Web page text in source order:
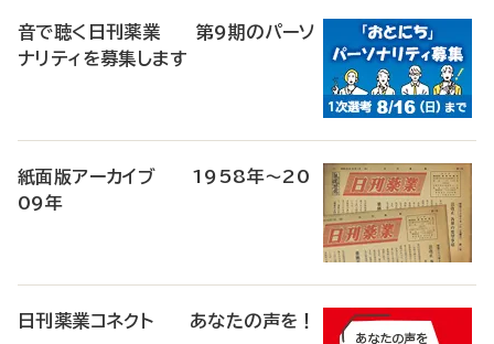
音で聴く日刊薬業 第9期のパーソ
ナリティを募集します
紙面版アーカイブ 1958年～20
09年
日刊薬業コネクト あなたの声を！